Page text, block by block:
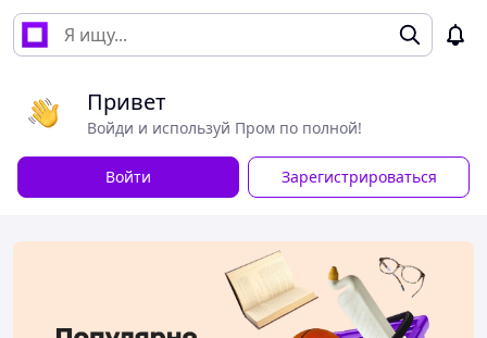
Привет
Войди и используй Пром по полной!
Войти Зарегистрироваться